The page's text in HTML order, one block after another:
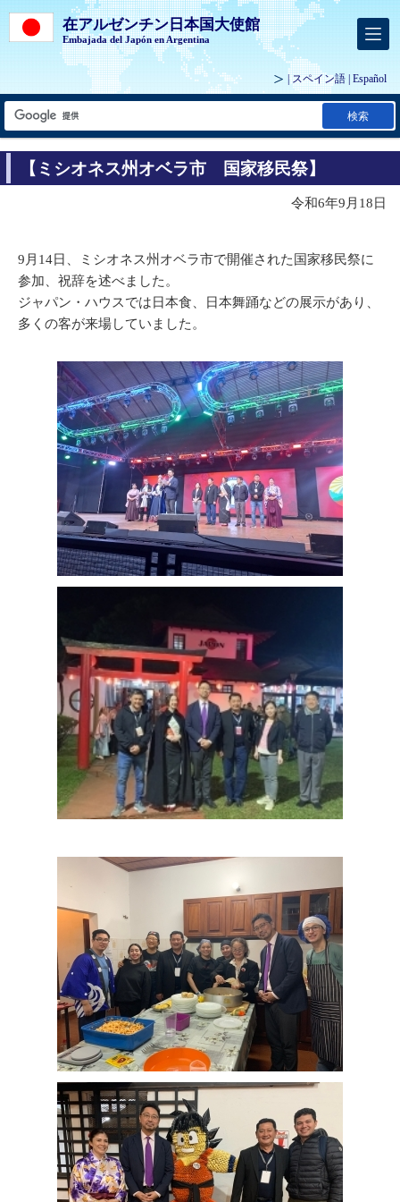
在アルゼンチン日本国大使館
Embajada del Japón en Argentina
| スペイン語 | Español
検索
【ミシオネス州オベラ市 国家移民祭】
令和6年9月18日
9月14日、ミシオネス州オベラ市で開催された国家移民祭に
参加、祝辞を述べました。
ジャパン・ハウスでは日本食、日本舞踊などの展示があり、
多くの客が来場していました。